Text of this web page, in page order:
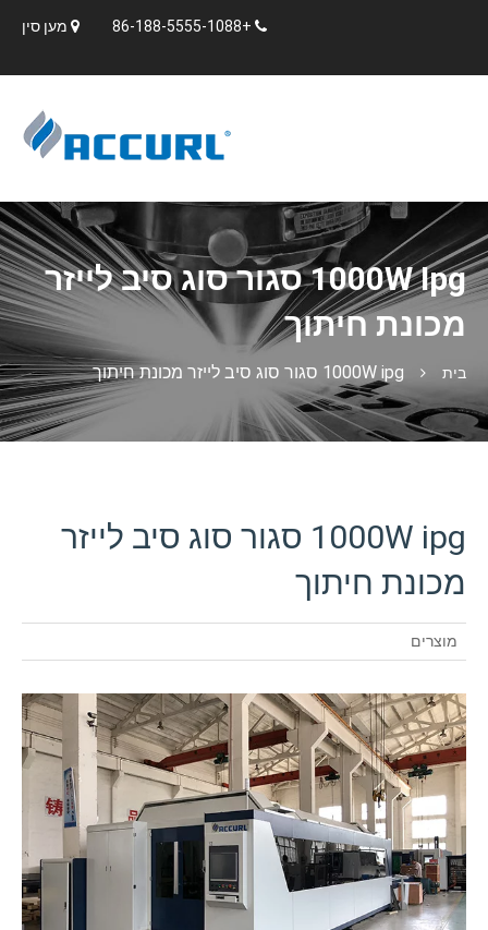
מען סין +86-188-5555-1088
1000W Ipg סגור סוג סיב לייזר
מכונת חיתוך
בית 1000W ipg סגור סוג סיב לייזר מכונת חיתוך
1000W ipg סגור סוג סיב לייזר
מכונת חיתוך
מוצרים